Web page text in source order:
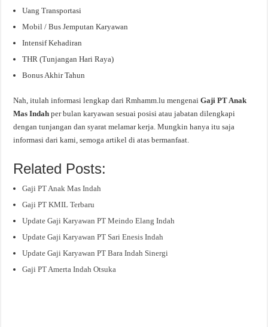
Uang Transportasi
Mobil / Bus Jemputan Karyawan
Intensif Kehadiran
THR (Tunjangan Hari Raya)
Bonus Akhir Tahun
Nah, itulah informasi lengkap dari Rmhamm.lu mengenaiGaji PT Anak
Mas Indahper bulan karyawan sesuai posisi atau jabatan dilengkapi
dengan tunjangan dan syarat melamar kerja. Mungkin hanya itu saja
informasi dari kami, semoga artikel di atas bermanfaat.
Related Posts:
Gaji PT Anak Mas Indah
Gaji PT KMIL Terbaru
Update Gaji Karyawan PT Meindo Elang Indah
Update Gaji Karyawan PT Sari Enesis Indah
Update Gaji Karyawan PT Bara Indah Sinergi
Gaji PT Amerta Indah Otsuka